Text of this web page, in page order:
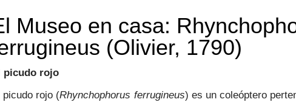
Museo en casa:
(Olivier, 1790)
picudo rojo
picudo rojo (Rhynchophorus ferrugineus) es un coleóptero